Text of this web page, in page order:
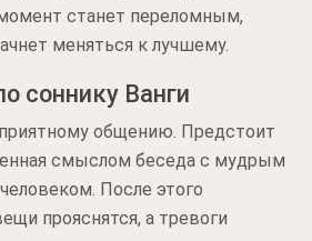
станет переломным,
меняться к лучшему.
соннику Ванги
общению. Предстоит
смыслом беседа с мудрым
После этого
прояснятся, а тревоги